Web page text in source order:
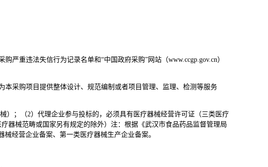
严重违法失信行为记录名单和“中国政府采购”网站（www.ccgp.gov.cn）
采购项目提供整体设计、规范编制或者项目管理、监理、检测等服务
；（2）代理企业参与投标的，必须具有医疗器械经营许可证（三类医疗
器械范畴或国家另有规定的除外）注：根据《武汉市食品药品监督管理局
经营企业备案、第一类医疗器械生产企业备案。